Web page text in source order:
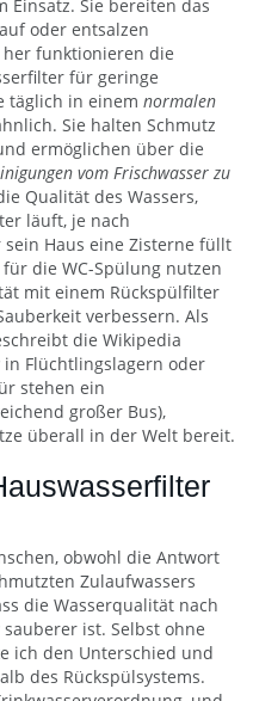
Einsatz. Sie bereiten das
oder entsalzen
her funktionieren die
für geringe
täglich in einem normalen
Sie halten Schmutz
ermöglichen über die
vom Frischwasser zu
Qualität des Wassers,
läuft, je nach
Haus eine Zisterne füllt
die WC-Spülung nutzen
mit einem Rückspülfilter
verbessern. Als
die Wikipedia
in Flüchtlingslagern oder
stehen ein
großer Bus),
überall in der Welt bereit.
obwohl die Antwort
Zulaufwassers
die Wasserqualität nach
sauberer ist. Selbst ohne
ich den Unterschied und
des Rückspülsystems.